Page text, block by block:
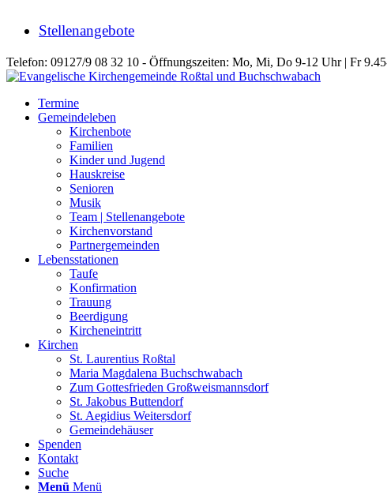
Stellenangebote
Telefon: 09127/9 08 32 10 - Öffnungszeiten: Mo, Mi, Do 9-12 Uhr | Fr
Termine
Gemeindeleben
Kirchenbote
Familien
Kinder und Jugend
Hauskreise
Senioren
Musik
Team | Stellenangebote
Kirchenvorstand
Partnergemeinden
Lebensstationen
Taufe
Konfirmation
Trauung
Beerdigung
Kircheneintritt
Kirchen
St. Laurentius Roßtal
Maria Magdalena Buchschwabach
Zum Gottesfrieden Großweismannsdorf
St. Jakobus Buttendorf
St. Aegidius Weitersdorf
Gemeindehäuser
Spenden
Kontakt
Suche
Menü Menü